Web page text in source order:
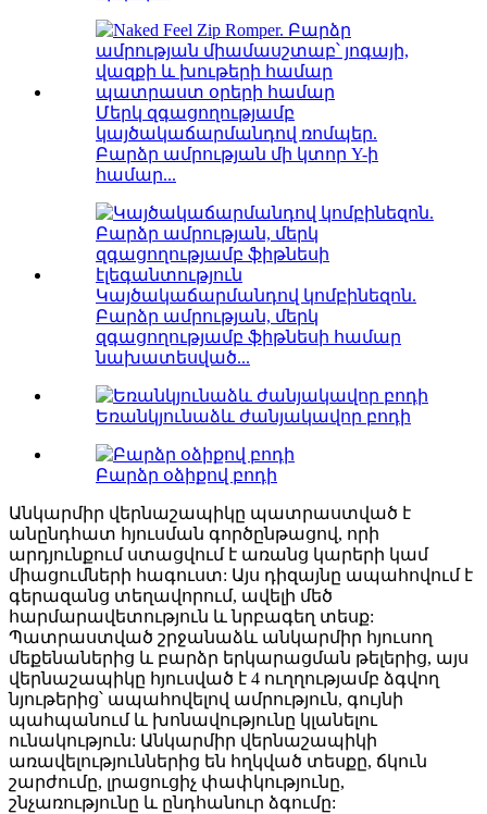
Մերկ զգացողությամբ
կայծակաճարմանդով ռոմպեր.
Բարձր ամրության մի կտոր Y-ի
համար...
Կայծակաճարմանդով կոմբինեզոն.
Բարձր ամրության, մերկ
զգացողությամբ ֆիթնեսի համար
նախատեսված...
Եռանկյունաձև ժանյակավոր բոդի
Բարձր օձիքով բոդի
Անկարմիր վերնաշապիկը պատրաստված է
անընդհատ հյուսման գործընթացով, որի
արդյունքում ստացվում է առանց կարերի կամ
միացումների հագուստ: Այս դիզայնը ապահովում է
գերազանց տեղավորում, ավելի մեծ
հարմարավետություն և նրբագեղ տեսք:
Պատրաստված շրջանաձև անկարմիր հյուսող
մեքենաներից և բարձր երկարացման թելերից, այս
վերնաշապիկը հյուսված է 4 ուղղությամբ ձգվող
նյութերից՝ ապահովելով ամրություն, գույնի
պահպանում և խոնավությունը կլանելու
ունակություն: Անկարմիր վերնաշապիկի
առավելություններից են հղկված տեսքը, ճկուն
շարժումը, լրացուցիչ փափկությունը,
շնչառությունը և ընդհանուր ձգումը: